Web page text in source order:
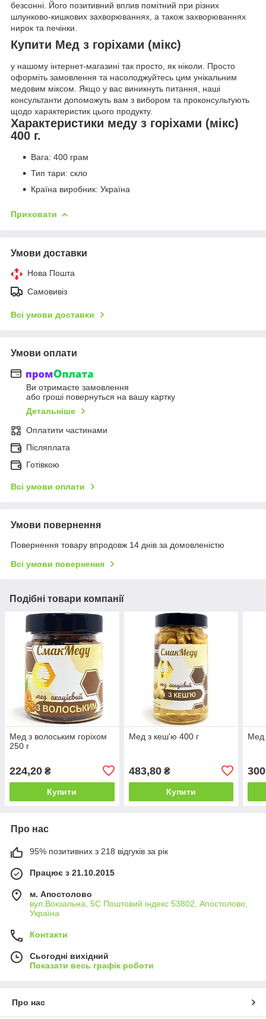
безсонні. Його позитивний вплив помітний при різних
шлунково-кишкових захворюваннях, а також захворюваннях
нирок та печінки.
Купити Мед з горіхами (мікс)
у нашому інтернет-магазині так просто, як ніколи. Просто
оформіть замовлення та насолоджуйтесь цим унікальним
медовим міксом. Якщо у вас виникнуть питання, наші
консультанти допоможуть вам з вибором та проконсультують
щодо характеристик цього продукту.
Характеристики меду з горіхами (мікс)
400 г.
Вага: 400 грам
Тип тари: скло
Країна виробник: Україна
Приховати
Умови доставки
Нова Пошта
Самовивіз
Всі умови доставки
Умови оплати
Ви отримаєте замовлення
або гроші повернуться на вашу картку
Детальніше
Оплатити частинами
Післяплата
Готівкою
Всі умови оплати
Умови повернення
Повернення товару впродовж 14 днів за домовленістю
Всі умови повернення
Подібні товари компанії
Мед з волоським горіхом
250 г
224,20 ₴
Купити
Мед з кеш'ю 400 г
483,80₴
Купити
Мед
Про нас
95% позитивних з 218 відгуків за рік
Працює з 21.10.2015
м. Апостолово
вул.Вокзальна, 5С Поштовий індекс 53802, Апостолово,
Україна
Контакти
Сьогодні вихідний
Показати весь графік роботи
Про нас